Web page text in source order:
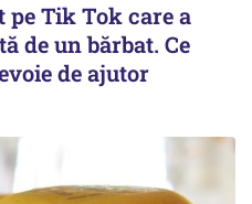
pe Tik Tok care a
de un bărbat. Ce
de ajutor